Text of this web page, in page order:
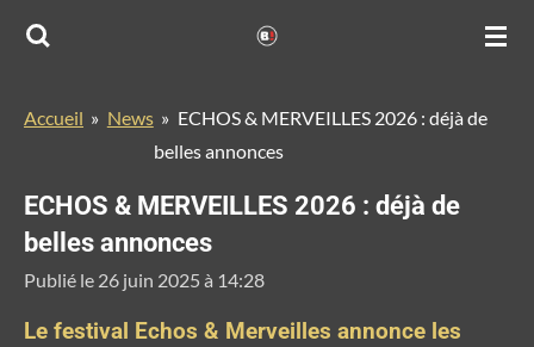
Passer
principal
Accueil » News » ECHOS & MERVEILLES 2026 : déjà de
belles annonces
ECHOS & MERVEILLES 2026 : déjà de
belles annonces
Publié le 26 juin 2025 à 14:28
Le festival Echos & Merveilles annonce les